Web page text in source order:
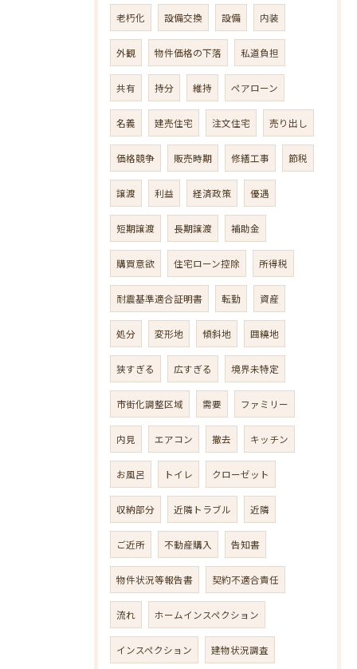
老朽化 設備交換 設備 内装
外観 物件価格の下落 私道負担
共有 持分 維持 ペアローン
名義 建売住宅 注文住宅 売り出し
価格競争 販売時期 修繕工事 節税
譲渡 利益 経済政策 優遇
短期譲渡 長期譲渡 補助金
購買意欲 住宅ローン控除 所得税
耐震基準適合証明書 転勤 資産
処分 変形地 傾斜地 囲繞地
狭すぎる 広すぎる 境界未特定
市街化調整区域 需要 ファミリー
内見 エアコン 撤去 キッチン
お風呂 トイレ クローゼット
収納部分 近隣トラブル 近隣
ご近所 不動産購入 告知書
物件状況等報告書 契約不適合責任
流れ ホームインスペクション
インスペクション 建物状況調査